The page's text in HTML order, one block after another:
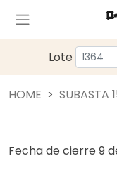
Lote
HOME SUBASTA
Fecha de cierre 9